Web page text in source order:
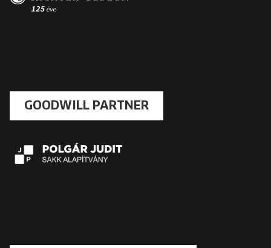
GOODWILL PARTNER